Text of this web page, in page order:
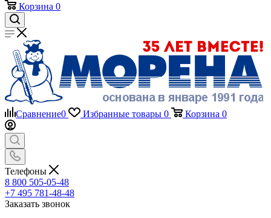
Корзина 0
Сравнение0 Избранные товары 0 Корзина 0
Телефоны
8 800 505-05-48
+7 495 781-48-48
Заказать звонок